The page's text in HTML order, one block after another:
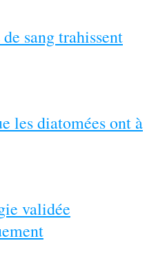
sang trahissent
les diatomées ont à
validée